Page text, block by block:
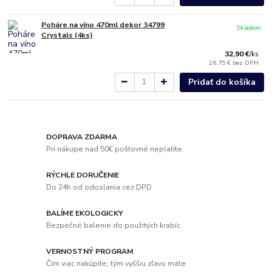
Poháre na víno 470ml dekor 34799
Crystals (4ks)
32,90 €/ks
26,75 € bez DPH
Skladom
Pridať do košíka
DOPRAVA ZDARMA
Pri nákupe nad 50€ poštovné neplatíte.
RÝCHLE DORUČENIE
Do 24h od odoslania cez DPD
BALÍME EKOLOGICKY
Bezpečné balenie do použitých krabíc
VERNOSTNÝ PROGRAM
Čím viac nakúpite, tým vyššiu zľavu máte